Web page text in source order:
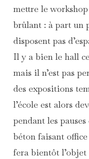
mettre le
brûlant : à part un
disposent pas
Il y a bien le hall
mais il n’est pas
des expositions
l’école est alors
pendant les
béton faisant
fera bientôt l’objet